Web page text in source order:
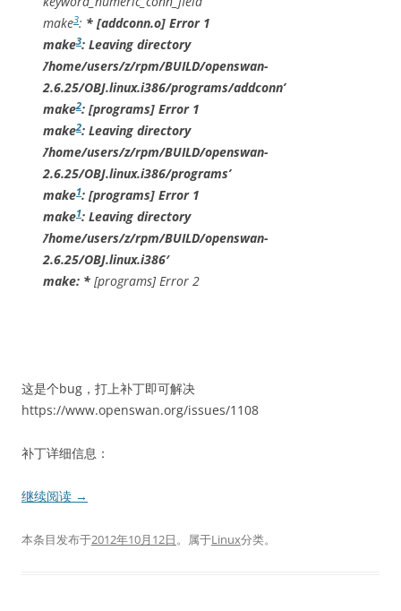
make3: * [addconn.o] Error 1
make3: Leaving directory
`/home/users/z/rpm/BUILD/openswan-
2.6.25/OBJ.linux.i386/programs/addconn’
make2: [programs] Error 1
make2: Leaving directory
`/home/users/z/rpm/BUILD/openswan-
2.6.25/OBJ.linux.i386/programs’
make1: [programs] Error 1
make1: Leaving directory
`/home/users/z/rpm/BUILD/openswan-
2.6.25/OBJ.linux.i386′
make: * [programs] Error 2
这是个bug，打上补丁即可解决
https://www.openswan.org/issues/1108
补丁详细信息：
继续阅读 →
本条目发布于2012年10月12日。属于Linux分类。